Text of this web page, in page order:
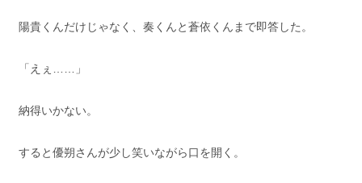
陽貴くんだけじゃなく、奏くんと蒼依くんまで即答した。
「えぇ……」
納得いかない。
すると優朔さんが少し笑いながら口を開く。